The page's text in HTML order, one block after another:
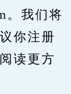
。我们将
你注册
读更方